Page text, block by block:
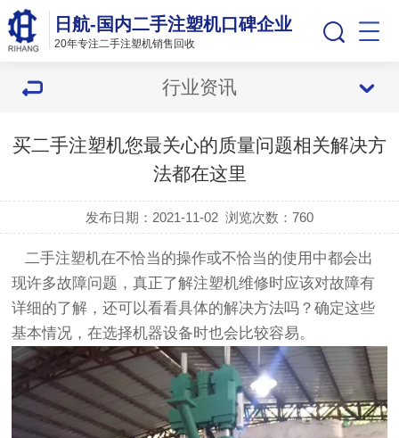
日航-国内二手注塑机口碑企业
20年专注二手注塑机销售回收
行业资讯
买二手注塑机您最关心的质量问题相关解决方
法都在这里
发布日期：2021-11-02 浏览次数：760
二手注塑机在不恰当的操作或不恰当的使用中都会出
现许多故障问题，真正了解注塑机维修时应该对故障有
详细的了解，还可以看看具体的解决方法吗？确定这些
基本情况，在选择机器设备时也会比较容易。